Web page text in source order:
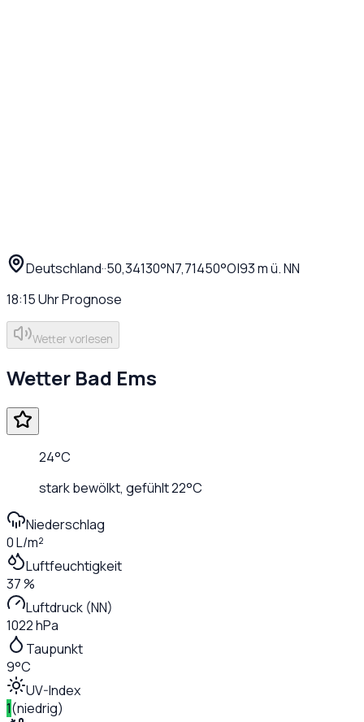
Deutschland··50,34130°N7,71450°O|93m ü. NN
18:15UhrPrognose
Wetter vorlesen
Wetter Bad Ems
24°C
stark bewölkt, gefühlt22°C
Niederschlag
0 L/m²
Luftfeuchtigkeit
37 %
Luftdruck (NN)
1022 hPa
Taupunkt
9°C
UV-Index
1(niedrig)